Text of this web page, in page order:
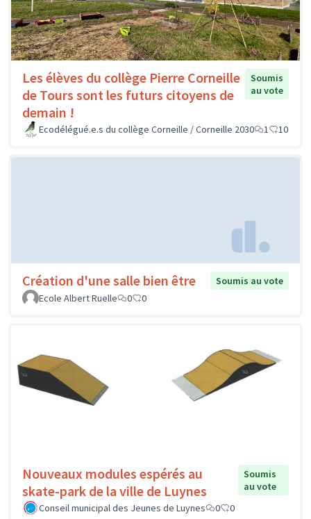
Les élèves du collège Pierre Corneille
de Tours sont les futurs citoyens de
demain !
Soumis
au vote
Ecodélégué.e.s du collège Corneille / Corneille 2030 1 10
Création d'une salle bien être
Soumis au vote
Ecole Albert Ruelle
0 0
Nouveaux modules espérés au
skate-park de la ville de Luynes
Soumis
au vote
Conseil municipal des Jeunes de Luynes
0 0